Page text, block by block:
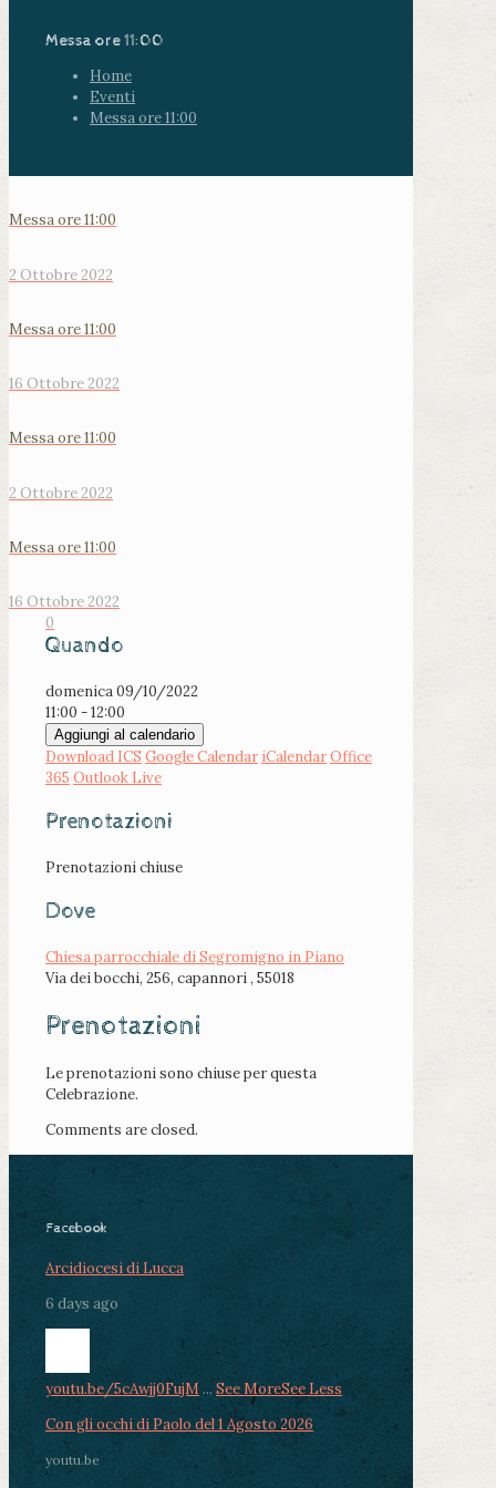
Messa ore 11:00
Home
Eventi
Messa ore 11:00
Messa ore 11:00
2 Ottobre 2022
Messa ore 11:00
16 Ottobre 2022
Messa ore 11:00
2 Ottobre 2022
Messa ore 11:00
16 Ottobre 2022
0
Quando
domenica 09/10/2022
11:00 - 12:00
Aggiungi al calendario
Download ICS Google Calendar iCalendarOffice
365 Outlook Live
Prenotazioni
Prenotazioni chiuse
Dove
Chiesa parrocchiale di Segromigno in Piano
Via dei bocchi, 256, capannori , 55018
Prenotazioni
Le prenotazioni sono chiuse per questa
Celebrazione.
Comments are closed.
Facebook
Arcidiocesi di Lucca
6 days ago
youtu.be/5cAwjj0FujM ... See MoreSee Less
Con gli occhi di Paolo del 1 Agosto 2026
youtu.be